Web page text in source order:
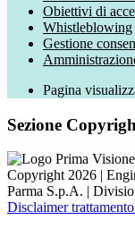
Obiettivi di
Whistleblowing
Gestione
Pagina
Sezione
Copyright 2026 |
Parma S.p.A. |
Disclaimer